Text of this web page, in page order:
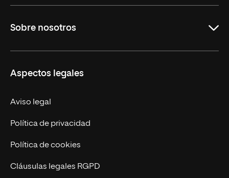
Formación Continua
Sobre nosotros
Trabaja en UNIR
Actualidad
Contáctanos
Aspectos legales
Aviso legal
Política de privacidad
Política de cookies
Cláusulas legales RGPD